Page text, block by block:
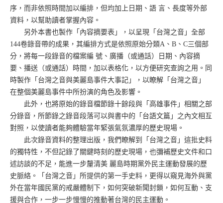
序，而非依照時間加以編排，但均加上日期、語 言、長度等外部
資料，以幫助讀者掌握內容。
另外本書也製作「內容摘要表」，以呈現「台灣之音」全部
144卷錄音帶的成果，其編排方式是依照原始分類A、B、C三個部
分，將每一段錄音的檔案編 號、廣播（或通話）日期、內容摘
要、播送（或通話）時間，加以表格化，以方便研究查詢之用。同
時製作「台灣之音與美麗島事件大事記」，以瞭解「台灣之音」
在整個美麗島事件中所扮演的角色及影響。
此外，也將原始的錄音檔節錄十餘段與「高雄事件」相關之部
分錄音，所節錄之錄音段落可以與書中的「台語文篇」之內文相互
對照，以使讀者能夠體驗當年緊張氣氛濃厚的歷史現場。
此次錄音資料的整理出版，我們瞭解到「台灣之音」這批史料
的獨特性，不但記錄了關鍵時刻的歷史現場，也彌補歷史文件和口
述訪談的不足，能進一步釐清美 麗島時期黨外民主運動發展的歷
史脈絡。「台灣之音」所提供的第一手史料，更得以窺見海外與黨
外在當年國民黨的戒嚴體制下，如何突破新聞封鎖，如何互動、支
援與合作，一步一步慢慢的推動著台灣的民主運動。